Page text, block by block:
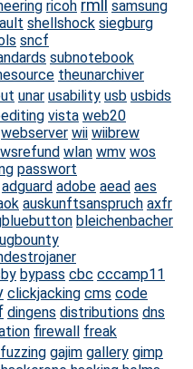
ricoh rmll
samsung
shellshock siegburg
sncf
subnotebook
theunarchiver
unar usability usb usbids
vista web20
webserver wii wiibrew
wlan wmv wos
passwort
adguard adobe aead aes
auskunftsanspruch axfr
bleichenbacher
bypass cbc cccamp11
clickjacking cms code
dingens distributions dns
firewall freak
fuzzing gajim gallery gimp